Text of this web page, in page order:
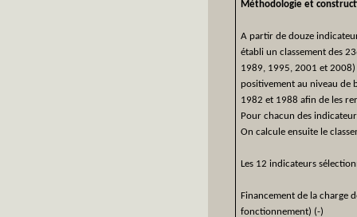
Méthodologie et
A partir de douze
établi un classement des
1989, 1995, 2001 et 2008)
positivement au niveau de
1982 et 1988 afin de les
Pour chacun des
On calcule ensuite le
Les 12 indicateurs
Financement de la charge
fonctionnement) (-)